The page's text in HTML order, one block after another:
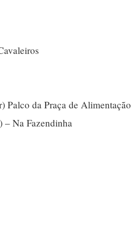
Palco da Praça de Alimentação
– Na Fazendinha